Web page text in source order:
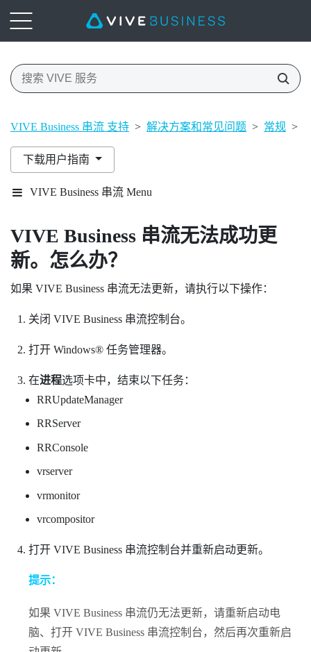
VIVE Business 串流 支持 > 解决方案和常见问题 > 常规 >
下载用户指南
VIVE Business 串流 Menu
VIVE Business 串流无法成功更
新。怎么办？
如果 VIVE Business 串流无法更新，请执行以下操作：
关闭 VIVE Business 串流控制台。
打开 Windows®任务管理器。
在进程选项卡中，结束以下任务：
RRUpdateManager
RRServer
RRConsole
vrserver
vrmonitor
vrcompositor
打开 VIVE Business 串流控制台并重新启动更新。
提示：
如果 VIVE Business 串流仍无法更新，请重新启动电
脑、打开 VIVE Business 串流控制台，然后再次重新启